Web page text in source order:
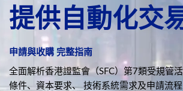
提供自動化交
申請與收購 完整指南
全面解析香港證監會（SFC）第7類受規管
條件、資本要求、 技術系統需求及申請流